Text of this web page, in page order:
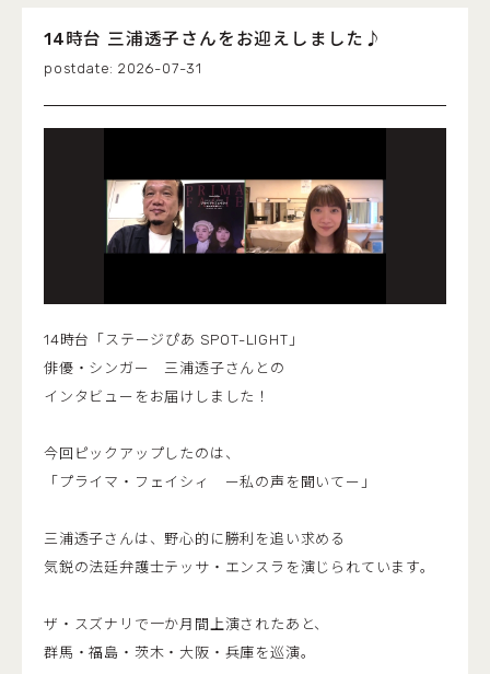
14時台 三浦透子さんをお迎えしました♪
2026-07-31
14時台「ステージぴあ SPOT-LIGHT」
俳優・シンガー 三浦透子さんとの
インタビューをお届けしました！
今回ピックアップしたのは、
「プライマ・フェイシィ ー私の声を聞いてー」
三浦透子さんは、野心的に勝利を追い求める
気鋭の法廷弁護士テッサ・エンスラを演じられています。
ザ・スズナリで一か月間上演されたあと、
群馬・福島・茨木・大阪・兵庫を巡演。